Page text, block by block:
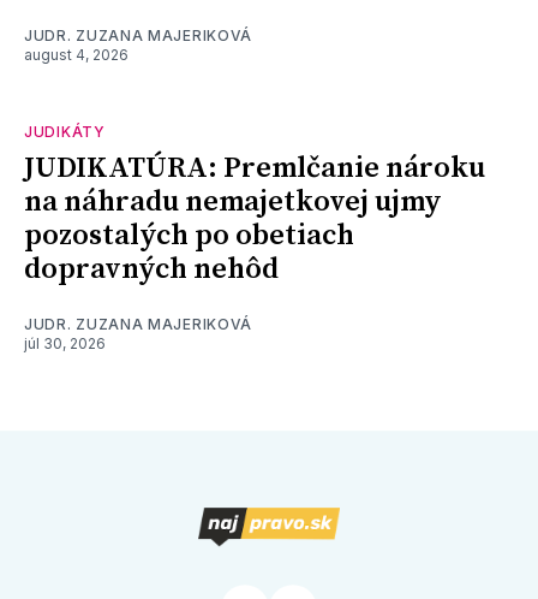
JUDR. ZUZANA MAJERIKOVÁ
august 4, 2026
JUDIKÁTY
JUDIKATÚRA: Premlčanie nároku
na náhradu nemajetkovej ujmy
pozostalých po obetiach
dopravných nehôd
JUDR. ZUZANA MAJERIKOVÁ
júl 30, 2026